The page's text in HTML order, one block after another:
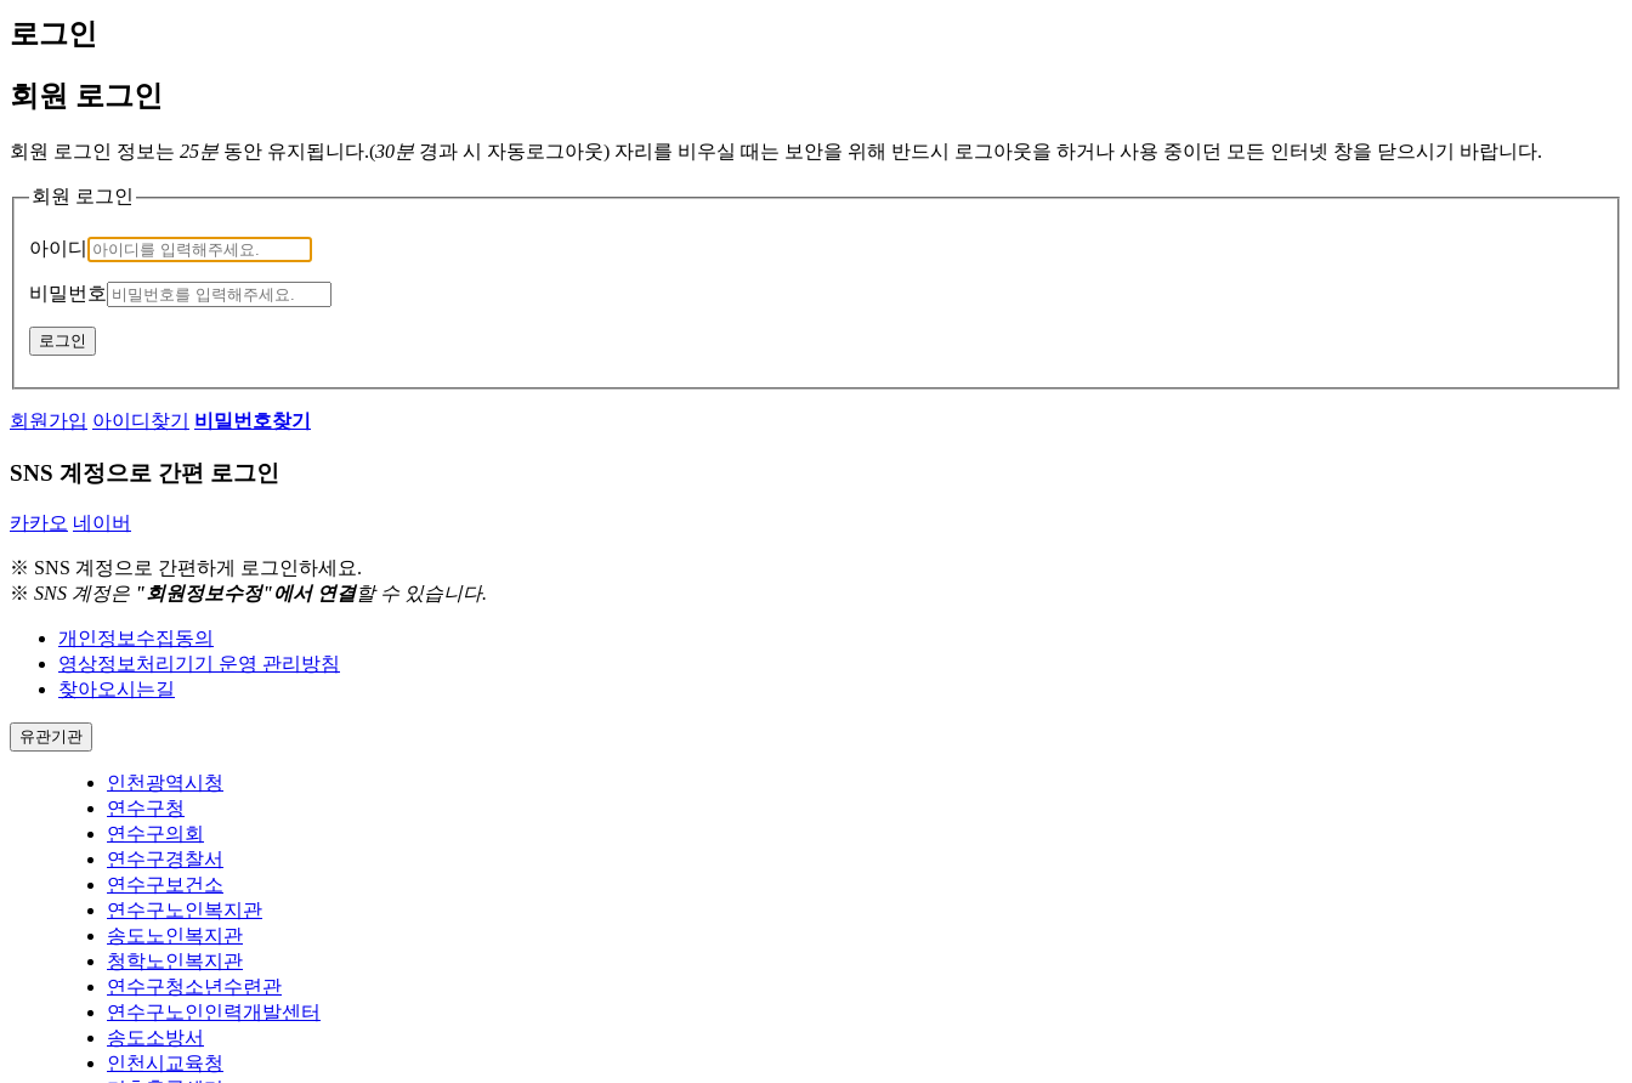
로그인
회원 로그인
회원 로그인 정보는 25분 동안 유지됩니다.(30분 경과 시 자동로그아웃) 자리를 비우실 때는 보안을 위해 반드시 로그아웃을 하거나 사용 중이던 모든 인터넷 창을 닫으시기 바랍니다.
회원 로그인
아이디
비밀번호
로그인
회원가입 아이디찾기 비밀번호찾기
SNS 계정으로 간편 로그인
카카오 네이버
※ SNS 계정으로 간편하게 로그인하세요.
※ SNS 계정은 "회원정보수정"에서 연결할 수 있습니다.
개인정보수집동의
영상정보처리기기 운영 관리방침
찾아오시는길
유관기관
인천광역시청
연수구청
연수구의회
연수구경찰서
연수구보건소
연수구노인복지관
송도노인복지관
청학노인복지관
연수구청소년수련관
연수구노인인력개발센터
송도소방서
인천시교육청